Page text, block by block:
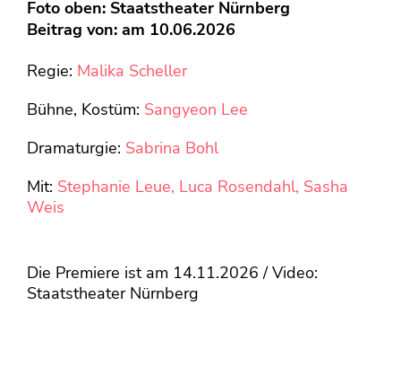
Foto oben: Staatstheater Nürnberg
Beitrag von: am 10.06.2026
Regie: Malika Scheller
Bühne, Kostüm: Sangyeon Lee
Dramaturgie: Sabrina Bohl
Mit: Stephanie Leue, Luca Rosendahl, Sasha
Weis
Die Premiere ist am 14.11.2026 / Video:
Staatstheater Nürnberg